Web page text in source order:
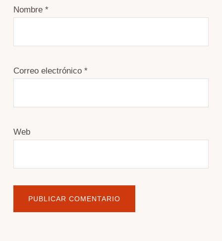
Nombre *
Correo electrónico *
Web